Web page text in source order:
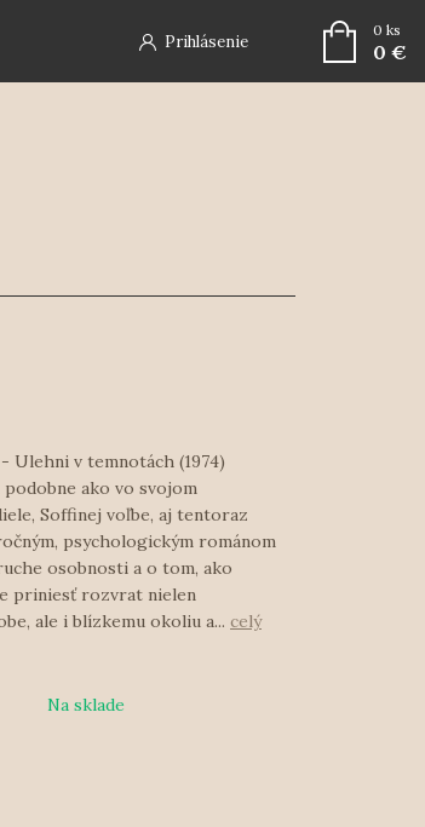
Prihlásenie
0 ks
0 €
Ulehni v temnotách (1974)
ako vo svojom
Soffinej voľbe, aj tentoraz
psychologickým románom
osobnosti a o tom, ako
priniesť rozvrat nielen
ale i blízkemu okoliu a... celý
Na sklade